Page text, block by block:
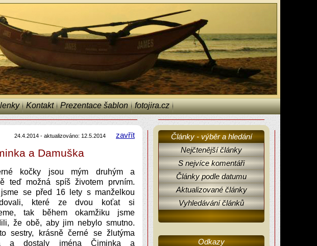
Kontakt Prezentace šablon fotojira.cz
24.4.2014 - aktualizováno: 12.5.2014 zavřít
a Damuška
kočky jsou mým druhým a
teď možná spíš životem prvním.
jsme se před 16 lety s manželkou
které ze dvou koťat si
tak během okamžiku jsme
že obě, aby jim nebylo smutno.
sestry, krásně černé se žlutýma
a dostaly jména Čiminka a
Články - výběr a hledání
Nejčtenější články
S nejvíce komentáři
Články podle datumu
Aktualizované články
Vyhledávání článků
Odkazy